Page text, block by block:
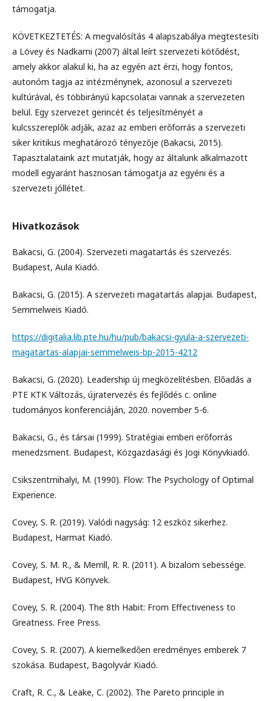
támogatja.
KÖVETKEZTETÉS: A megvalósítás 4 alapszabálya megtestesíti
a Lövey és Nadkarni (2007) által leírt szervezeti kötődést,
amely akkor alakul ki, ha az egyén azt érzi, hogy fontos,
autonóm tagja az intézménynek, azonosul a szervezeti
kultúrával, és többirányú kapcsolatai vannak a szervezeten
belül. Egy szervezet gerincét és teljesítményét a
kulcsszereplők adják, azaz az emberi erőforrás a szervezeti
siker kritikus meghatározó tényezője (Bakacsi, 2015).
Tapasztalataink azt mutatják, hogy az általunk alkalmazott
modell egyaránt hasznosan támogatja az egyéni és a
szervezeti jóllétet.
Hivatkozások
Bakacsi, G. (2004). Szervezeti magatartás és szervezés.
Budapest, Aula Kiadó.
Bakacsi, G. (2015). A szervezeti magatartás alapjai. Budapest,
Semmelweis Kiadó.
https://digitalia.lib.pte.hu/hu/pub/bakacsi-gyula-a-szervezeti-
magatartas-alapjai-semmelweis-bp-2015-4212
Bakacsi, G. (2020). Leadership új megközelítésben. Előadás a
PTE KTK Változás, újratervezés és fejlődés c. online
tudományos konferenciáján, 2020. november 5-6.
Bakacsi, G., és társai (1999). Stratégiai emberi erőforrás
menedzsment. Budapest, Közgazdasági és Jogi Könyvkiadó.
Csikszentmihalyi, M. (1990). Flow: The Psychology of Optimal
Experience.
Covey, S. R. (2019). Valódi nagyság: 12 eszköz sikerhez.
Budapest, Harmat Kiadó.
Covey, S. M. R., & Merrill, R. R. (2011). A bizalom sebessége.
Budapest, HVG Könyvek.
Covey, S. R. (2004). The 8th Habit: From Effectiveness to
Greatness. Free Press.
Covey, S. R. (2007). A kiemelkedően eredményes emberek 7
szokása. Budapest, Bagolyvár Kiadó.
Craft, R. C., & Leake, C. (2002). The Pareto principle in